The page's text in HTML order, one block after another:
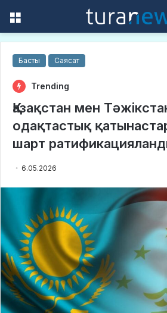
Басты Саясат
Trending
Қазақстан мен
одақтастық
шарт
6.05.2026